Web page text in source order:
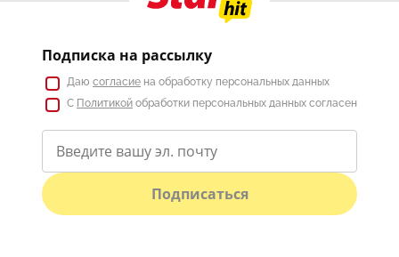
Подписка на рассылку
Даю согласие на обработку персональных данных
С Политикой обработки персональных данных согласен
Подписаться